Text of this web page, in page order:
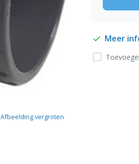
Afbeelding vergroten
Meer